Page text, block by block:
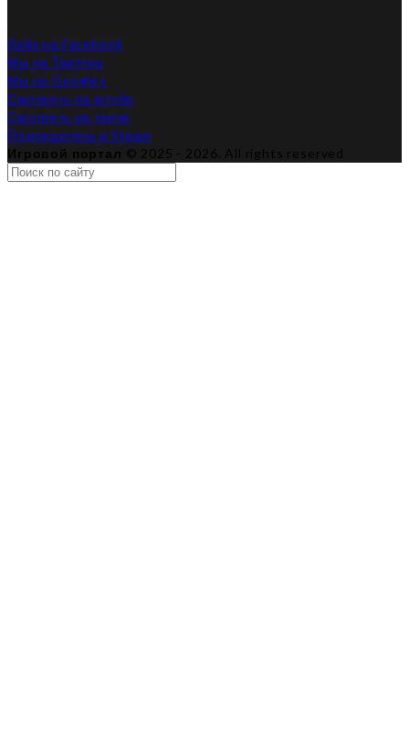
Лайк на Facebook
Мы на Твиттер
Мы на Google+
Смотреть на ютубе
Смотреть на твиче
Подпишитесь в Steam
Игровой портал © 2025 - 2026. All rights reserved